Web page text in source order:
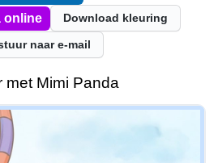
online
Download kleuring
naar e-mail
met Mimi Panda